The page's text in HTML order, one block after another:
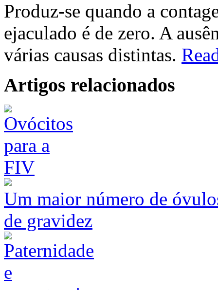
Produz-se quando a
ejaculado é de zero. A
várias causas distintas.
Artigos relacionados
Um maior número de
de gravidez